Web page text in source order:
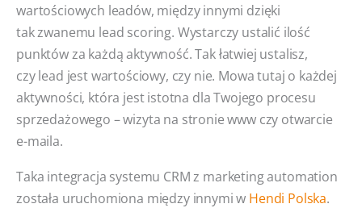
wartościowych leadów, między innymi dzięki
tak zwanemu lead scoring. Wystarczy ustalić ilość
punktów za każdą aktywność. Tak łatwiej ustalisz,
czy lead jest wartościowy, czy nie. Mowa tutaj o każdej
aktywności, która jest istotna dla Twojego procesu
sprzedażowego – wizyta na stronie www czy otwarcie
e-maila.
Taka integracja systemu CRM z marketing automation
została uruchomiona między innymi w Hendi Polska.